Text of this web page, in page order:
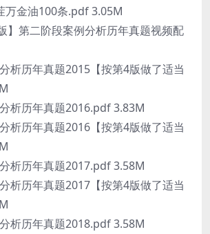
金油100条.pdf 3.05M
第二阶段案例分析历年真题视频配
历年真题2015【按第4版做了适当
析历年真题2016.pdf 3.83M
历年真题2016【按第4版做了适当
析历年真题2017.pdf 3.58M
历年真题2017【按第4版做了适当
析历年真题2018.pdf 3.58M